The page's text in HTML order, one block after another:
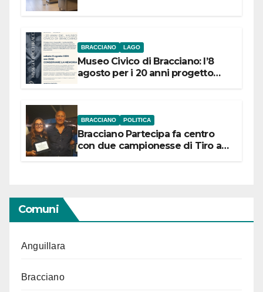
BRACCIANO LAGO
Museo Civico di Bracciano: l’8
agosto per i 20 anni progetto
BRACCIANO POLITICA
Bracciano Partecipa fa centro
con due campionesse di Tiro a
Comuni
Anguillara
Bracciano